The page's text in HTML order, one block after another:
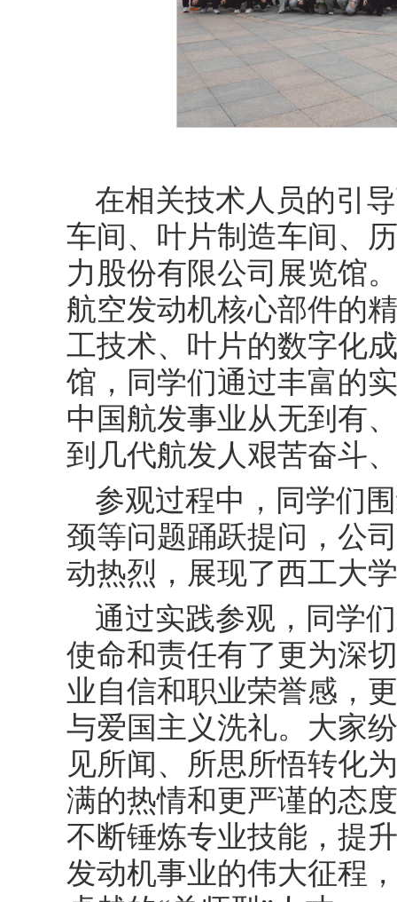
在相关技术人员的引
车间、叶片制造车间、
力股份有限公司展览馆
航空发动机核心部件的
工技术、叶片的数字化
馆，同学们通过丰富的
中国航发事业从无到有
到几代航发人艰苦奋斗
参观过程中，同学们
颈等问题踊跃提问，公
动热烈，展现了西工大
通过实践参观，同学
使命和责任有了更为深
业自信和职业荣誉感，
与爱国主义洗礼。大家
见所闻、所思所悟转化
满的热情和更严谨的态
不断锤炼专业技能，提
发动机事业的伟大征程